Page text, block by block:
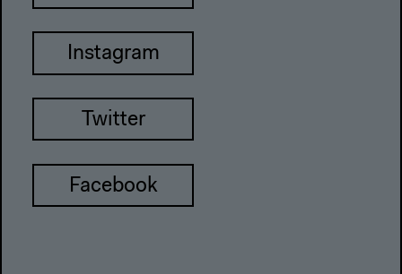
Instagram
Twitter
Facebook